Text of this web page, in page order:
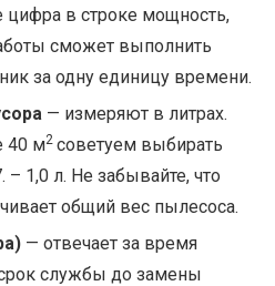
в строке мощность,
сможет выполнить
за одну единицу времени.
— измеряют в литрах.
40 м2 советуем выбирать
1,0 л. Не забывайте, что
общий вес пылесоса.
— отвечает за время
службы до замены